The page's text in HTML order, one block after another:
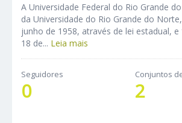
A Universidade Federal do Rio Grande
da Universidade do Rio Grande do
junho de 1958, através de lei estadual,
18 de... Leia mais
Seguidores
0
Conjuntos
2